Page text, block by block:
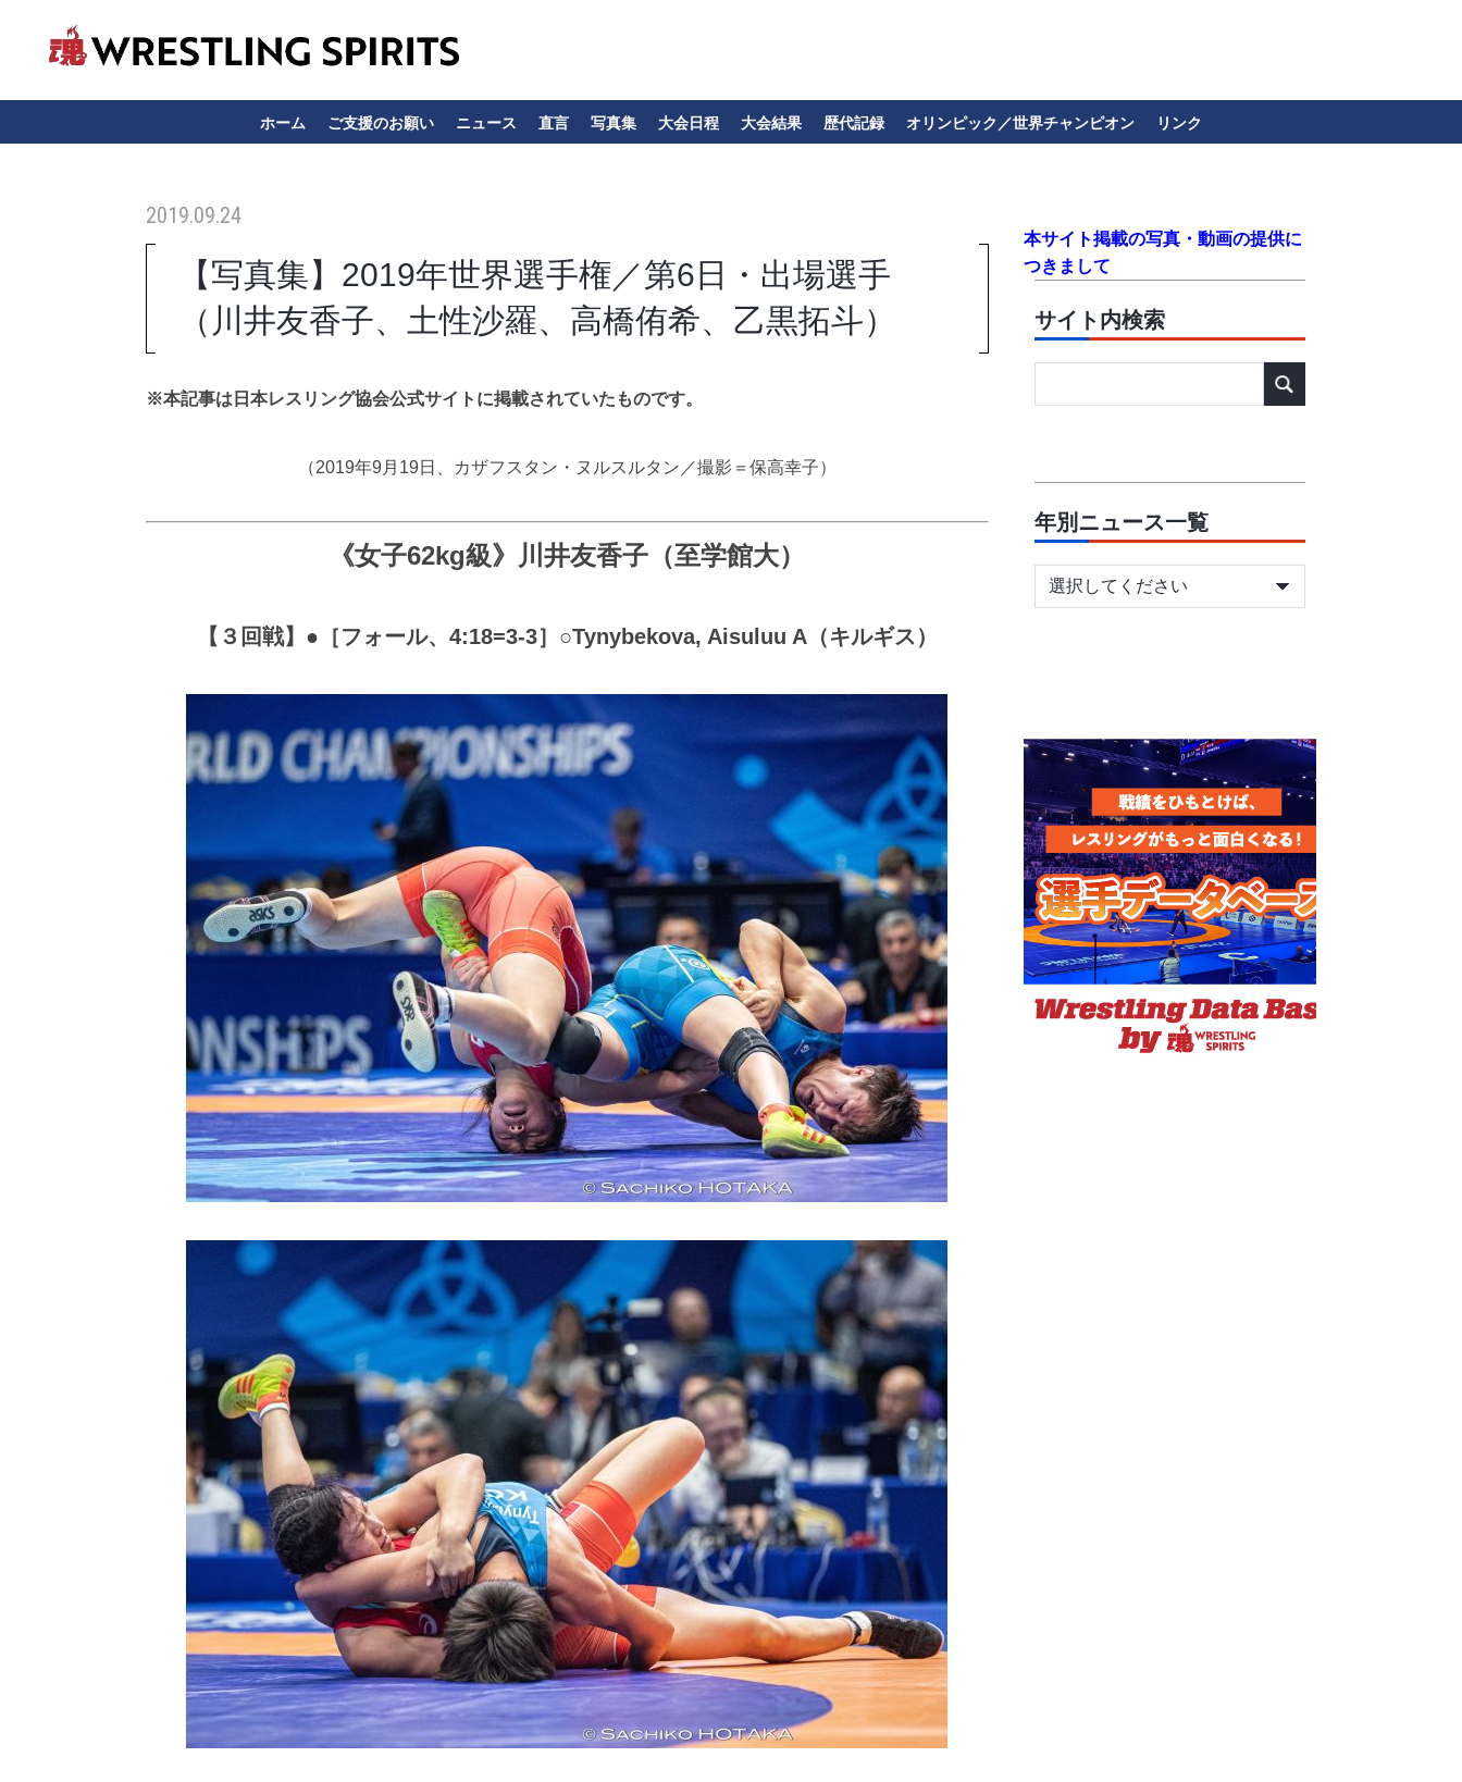
ホーム ご支援のお願い ニュース 直言 写真集 大会日程 大会結果 歴代記録 オリンピック／世界チャンピオン リンク
2019.09.24
【写真集】2019年世界選手権／第6日・出場選手
（川井友香子、土性沙羅、高橋侑希、乙黒拓斗）
※本記事は日本レスリング協会公式サイトに掲載されていたものです。
（2019年9月19日、カザフスタン・ヌルスルタン／撮影＝保高幸子）
《女子62kg級》川井友香子（至学館大）
【３回戦】●［フォール、4:18=3-3］○Tynybekova, Aisuluu A（キルギス）
本サイト掲載の写真・動画の提供に
つきまして
サイト内検索
年別ニュース一覧